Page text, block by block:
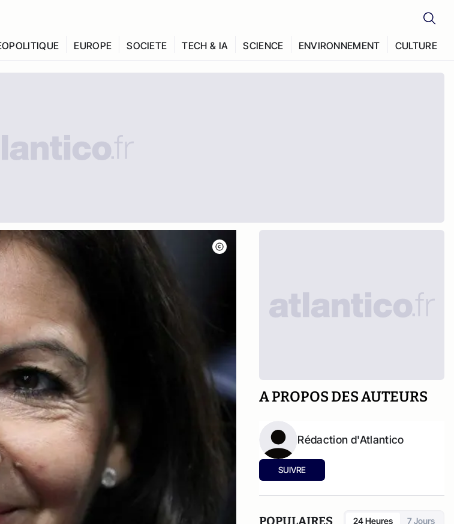
EUROPE SOCIETE TECH & IA SCIENCE ENVIRONNEMENT CULTURE
A PROPOS DES AUTEURS
Rédaction d'Atlantico
SUIVRE
POPULAIRES 24 Heures 7 Jours